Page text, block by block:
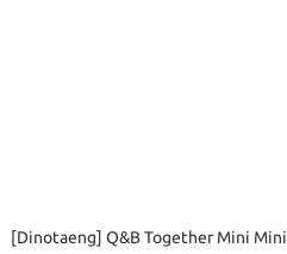
[Dinotaeng] Q&B Together Mini